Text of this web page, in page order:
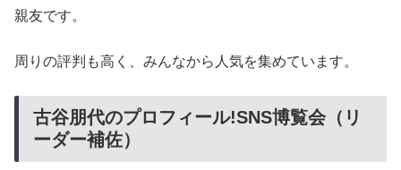
親友です。
周りの評判も高く、みんなから人気を集めています。
古谷朋代のプロフィール!SNS博覧会（リ
ーダー補佐）